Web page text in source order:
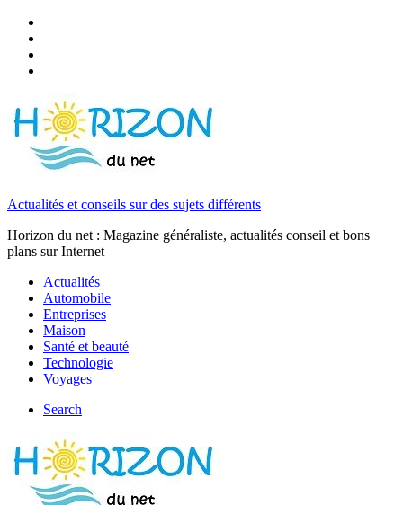
Actualités et conseils sur des sujets différents
Horizon du net : Magazine généraliste, actualités conseil et bons
plans sur Internet
Actualités
Automobile
Entreprises
Maison
Santé et beauté
Technologie
Voyages
Search